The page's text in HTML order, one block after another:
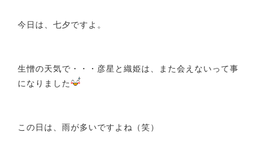
今日は、七夕ですよ。
生憎の天気で・・・彦星と織姫は、また会えないって事
になりました
この日は、雨が多いですよね（笑）